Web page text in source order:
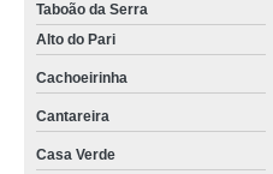
Taboão da Serra
Alto do Pari
Cachoeirinha
Cantareira
Casa Verde